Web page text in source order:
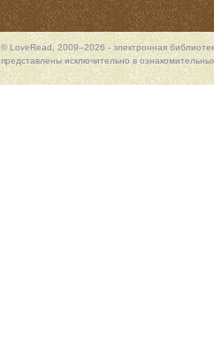
© LoveRead, 2009–2026 - электронная
представлены исключительно в